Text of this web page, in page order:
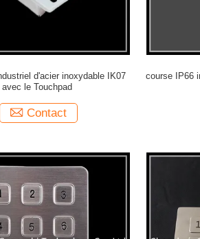
d'acier inoxydable IK07
avec le Touchpad
Contact
course IP66